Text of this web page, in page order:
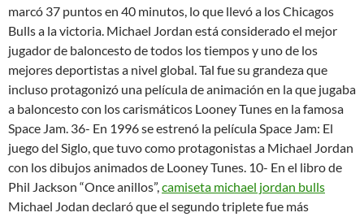
marcó 37 puntos en 40 minutos, lo que llevó a los Chicagos
Bulls a la victoria. Michael Jordan está considerado el mejor
jugador de baloncesto de todos los tiempos y uno de los
mejores deportistas a nivel global. Tal fue su grandeza que
incluso protagonizó una película de animación en la que jugaba
a baloncesto con los carismáticos Looney Tunes en la famosa
Space Jam. 36- En 1996 se estrenó la película Space Jam: El
juego del Siglo, que tuvo como protagonistas a Michael Jordan
con los dibujos animados de Looney Tunes. 10- En el libro de
Phil Jackson “Once anillos”,camiseta michael jordan bulls
Michael Jodan declaró que el segundo triplete fue más